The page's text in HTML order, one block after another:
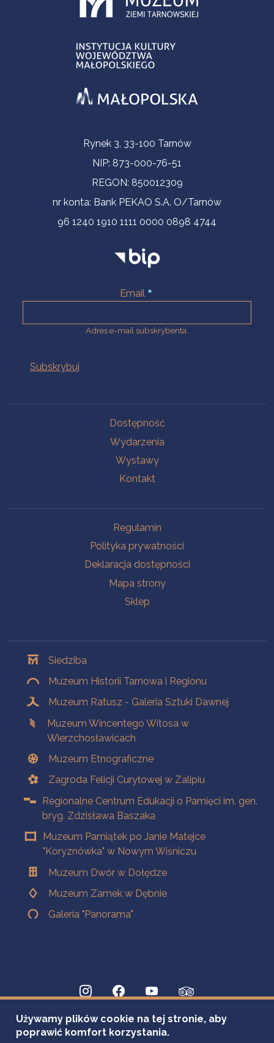
Informacje kontaktoweRynek 3, 33-100 Tarnów
NIP: 873-000-76-51
REGON: 850012309
nr konta: Bank PEKAO S.A. O/Tarnów
96 1240 1910 1111 0000 0898 4744
Email
Adres e-mail subskrybenta.
Dostępność
Wydarzenia
Wystawy
Kontakt
Regulamin
Polityka prywatności
Deklaracja dostępności
Mapa strony
Sklep
Siedziba
Muzeum Historii Tarnowa i Regionu
Muzeum Ratusz - Galeria Sztuki Dawnej
Muzeum Wincentego Witosa w
Wierzchosławicach
Muzeum Etnograficzne
Zagroda Felicji Curyłowej w Zalipiu
Regionalne Centrum Edukacji o Pamięci im. gen.
bryg. Zdzisława Baszaka
Muzeum Pamiątek po Janie Matejce
"Koryznówka" w Nowym Wiśniczu
Muzeum Dwór w Dołędze
Muzeum Zamek w Dębnie
Galeria "Panorama"
Używamy plików cookie na tej stronie, aby
poprawić komfort korzystania.